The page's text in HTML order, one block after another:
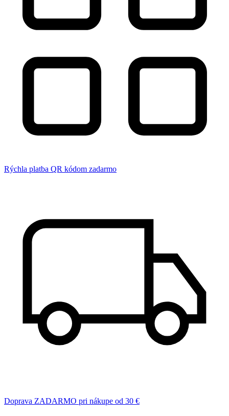
Rýchla platba QR kódom zadarmo
Doprava ZADARMO pri nákupe od 30 €